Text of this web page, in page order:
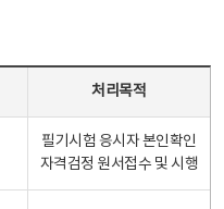
처리목적
필기시험 응시자 본인확인
자격검정 원서접수 및 시행